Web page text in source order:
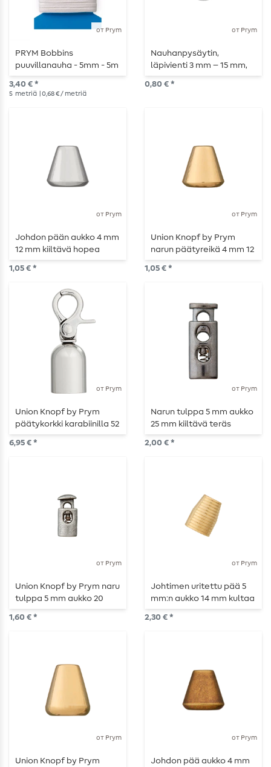
от Prym
PRYM Bobbins
puuvillanauha - 5mm - 5m
pituus
3,40 € *
5 metriä | 0,68 € / metriä
от Prym
Nauhanpysäytin,
läpivienti 3 mm – 15 mm,
läpinäkyvä
0,80 € *
от Prym
Johdon pään aukko 4 mm
12 mm kiiltävä hopea
1,05 € *
от Prym
Union Knopf by Prym
narun päätyreikä 4 mm 12
mm kultainen kiiltävä
1,05 € *
от Prym
Union Knopf by Prym
päätykorkki karabiinilla 52
mm hopea
6,95 € *
от Prym
Narun tulppa 5 mm aukko
25 mm kiiltävä teräs
2,00 € *
от Prym
Union Knopf by Prym naru
tulppa 5 mm aukko 20
mm vanhan hopean
1,60 € *
от Prym
Johtimen uritettu pää 5
mm:n aukko 14 mm kultaa
2,30 € *
от Prym
Union Knopf by Prym
от Prym
Johdon pää aukko 4 mm